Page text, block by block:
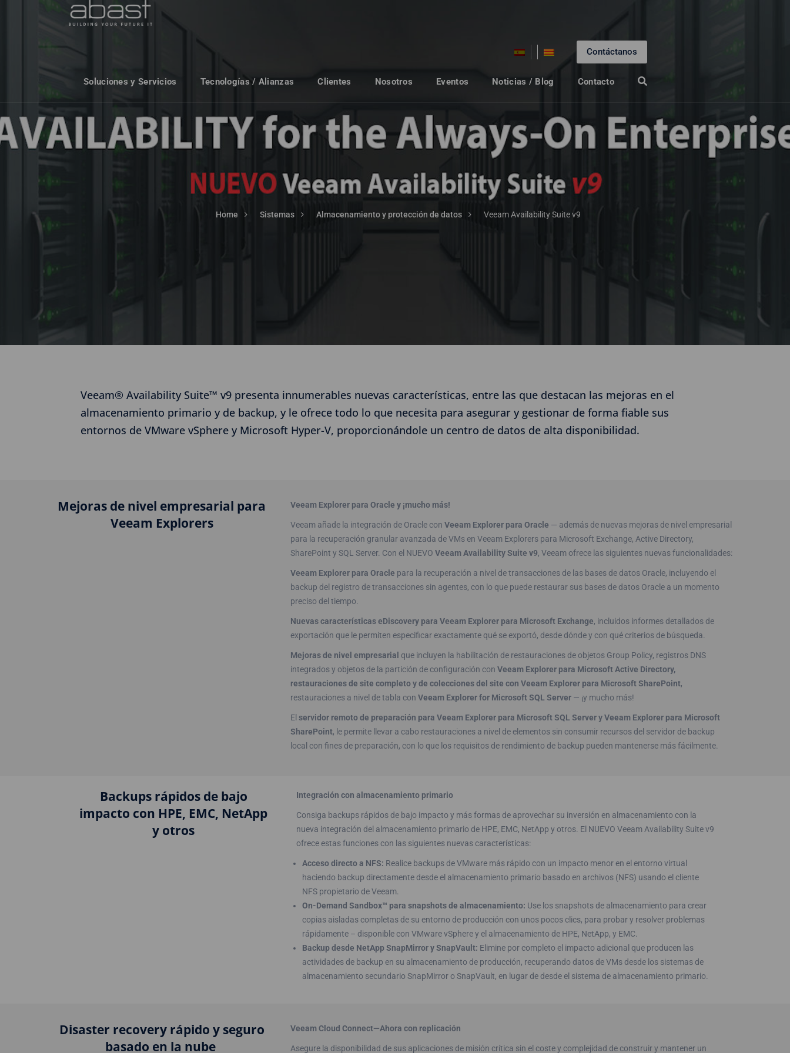
Contáctanos
Soluciones y Servicios Tecnologías / Alianzas Clientes Nosotros Eventos Noticias / Blog Contacto
Home Sistemas Almacenamiento y protección de datos Veeam Availability Suite v9
Veeam® Availability Suite™ v9 presenta innumerables nuevas características, entre las que destacan las mejoras en el
almacenamiento primario y de backup, y le ofrece todo lo que necesita para asegurar y gestionar de forma fiable sus
entornos de VMware vSphere y Microsoft Hyper-V, proporcionándole un centro de datos de alta disponibilidad.
Mejoras de nivel empresarial para
Veeam Explorers
Veeam Explorer para Oracle y ¡mucho más!
Veeam añade la integración de Oracle con Veeam Explorer para Oracle — además de nuevas mejoras de nivel empresarial
para la recuperación granular avanzada de VMs en Veeam Explorers para Microsoft Exchange, Active Directory,
SharePoint y SQL Server. Con el NUEVO Veeam Availability Suite v9, Veeam ofrece las siguientes nuevas funcionalidades:
Veeam Explorer para Oracle para la recuperación a nivel de transacciones de las bases de datos Oracle, incluyendo el
backup del registro de transacciones sin agentes, con lo que puede restaurar sus bases de datos Oracle a un momento
preciso del tiempo.
Nuevas características eDiscovery para Veeam Explorer para Microsoft Exchange, incluidos informes detallados de
exportación que le permiten especificar exactamente qué se exportó, desde dónde y con qué criterios de búsqueda.
Mejoras de nivel empresarial que incluyen la habilitación de restauraciones de objetos Group Policy, registros DNS
integrados y objetos de la partición de configuración con Veeam Explorer para Microsoft Active Directory,
restauraciones de site completo y de colecciones del site con Veeam Explorer para Microsoft SharePoint,
restauraciones a nivel de tabla con Veeam Explorer for Microsoft SQL Server— ¡y mucho más!
El servidor remoto de preparación para Veeam Explorer para Microsoft SQL Server y Veeam Explorer para Microsoft
SharePoint, le permite llevar a cabo restauraciones a nivel de elementos sin consumir recursos del servidor de backup
local con fines de preparación, con lo que los requisitos de rendimiento de backup pueden mantenerse más fácilmente.
Backups rápidos de bajo
impacto con HPE, EMC, NetApp
y otros
Integración con almacenamiento primario
Consiga backups rápidos de bajo impacto y más formas de aprovechar su inversión en almacenamiento con la
nueva integración del almacenamiento primario de HPE, EMC, NetApp y otros. El NUEVO Veeam Availability Suite v9
ofrece estas funciones con las siguientes nuevas características:
Acceso directo a NFS: Realice backups de VMware más rápido con un impacto menor en el entorno virtual
haciendo backup directamente desde el almacenamiento primario basado en archivos (NFS) usando el cliente
NFS propietario de Veeam.
On-Demand Sandbox™ para snapshots de almacenamiento: Use los snapshots de almacenamiento para crear
copias aisladas completas de su entorno de producción con unos pocos clics, para probar y resolver problemas
rápidamente – disponible con VMware vSphere y el almacenamiento de HPE, NetApp, y EMC.
Backup desde NetApp SnapMirror y SnapVault: Elimine por completo el impacto adicional que producen las
actividades de backup en su almacenamiento de producción, recuperando datos de VMs desde los sistemas de
almacenamiento secundario SnapMirror o SnapVault, en lugar de desde el sistema de almacenamiento primario.
Disaster recovery rápido y seguro
basado en la nube
Veeam Cloud Connect—Ahora con replicación
Asegure la disponibilidad de sus aplicaciones de misión crítica sin el coste y complejidad de construir y mantener un